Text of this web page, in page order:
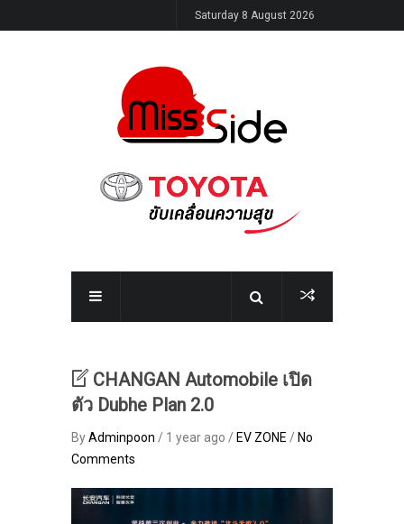
Saturday 8 August 2026
CHANGAN Automobile เปิด
ตัว Dubhe Plan 2.0
ByAdminpoon / 1 year ago / EV ZONE / No
Comments